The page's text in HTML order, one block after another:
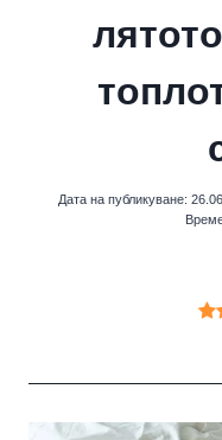
Дата на публикуване: